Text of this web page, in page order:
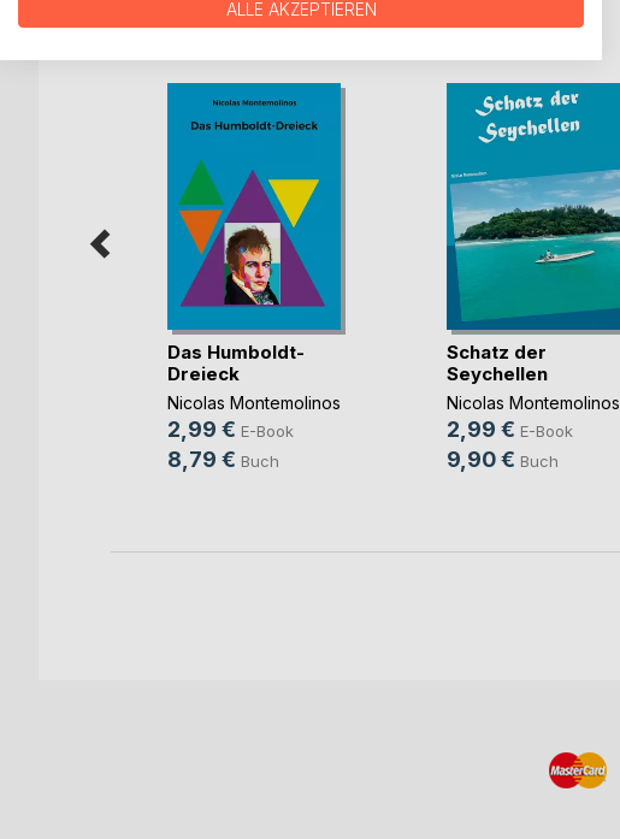
WEITERE TITEL BEIBoD
Das Humboldt-
Dreieck
Nicolas Montemolinos
2,99 € E-Book
8,79 € Buch
Schatz der
Seychellen
Nicolas Montemolinos
2,99 € E-Book
9,90 € Buch
ALLE AKZEPTIEREN